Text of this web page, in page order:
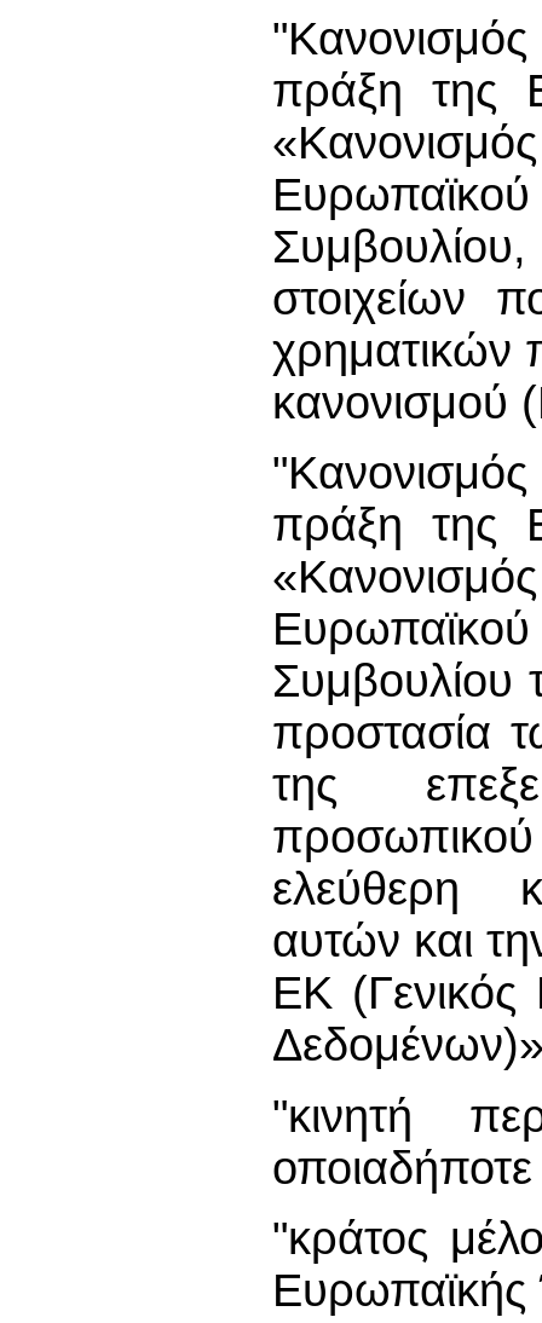
πράξη της
στοιχείων
χρηματικών
κανονισμού
πράξη της
Συμβουλίου
προστασία
της
ελεύθερη
αυτών και
ΕΚ (Γενικός
"κινητή
οποιαδήποτε
"κράτος